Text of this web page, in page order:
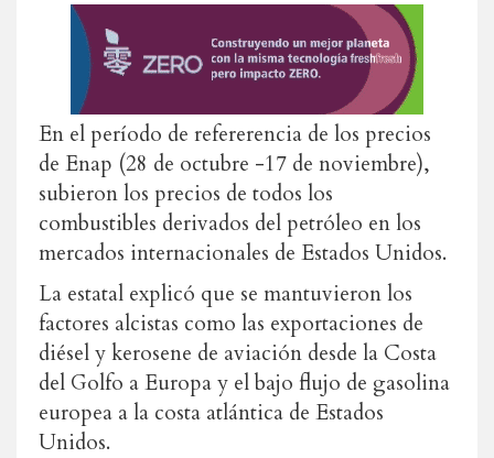
En el período de refererencia de los precios
de Enap (28 de octubre -17 de noviembre),
subieron los precios de todos los
combustibles derivados del petróleo en los
mercados internacionales de Estados Unidos.
La estatal explicó que se mantuvieron los
factores alcistas como las exportaciones de
diésel y kerosene de aviación desde la Costa
del Golfo a Europa y el bajo flujo de gasolina
europea a la costa atlántica de Estados
Unidos.